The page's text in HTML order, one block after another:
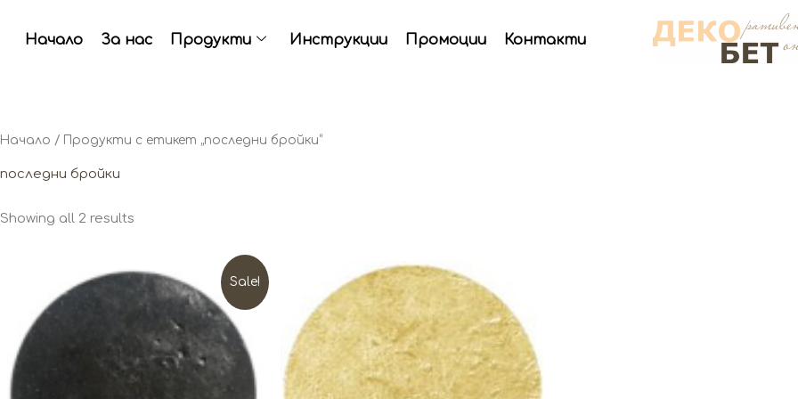
Начало За нас Продукти Инструкции Промоции Контакти
Начало / Продукти с етикет „последни бройки“
последни бройки
Showing all 2 results
Sale!
price
was:
Текущата
цена
е:
14.16 €
(27.69
лв.).